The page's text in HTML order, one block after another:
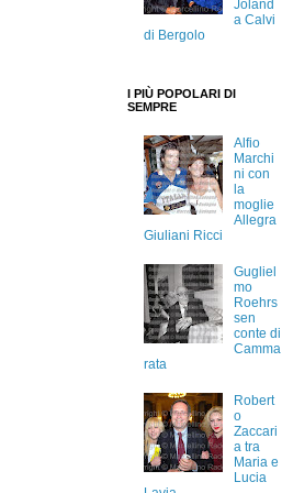
Joland
a Calvi
di Bergolo
I PIÙ POPOLARI DI
SEMPRE
Alfio
Marchi
ni con
la
moglie
Allegra
Giuliani Ricci
Gugliel
mo
Roehrs
sen
conte di
Camma
rata
Robert
o
Zaccari
a tra
Maria e
Lucia